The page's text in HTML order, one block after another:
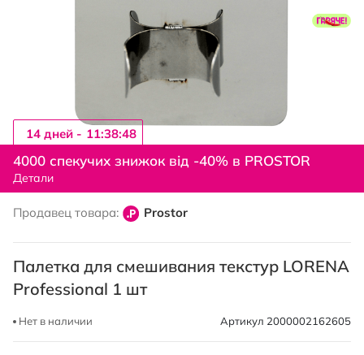
Перейти
к
началу
галереи
4000 спекучих знижок від -40% в PROSTOR
Детали
14 дней - 11:38:48
Продавец товара: Prostor
Палетка для смешивания текстур LORENA
Professional 1 шт
Нет в наличии Артикул 2000002162605